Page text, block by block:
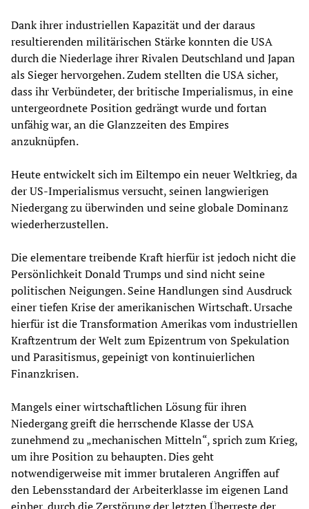
Dank ihrer industriellen Kapazität und der daraus
resultierenden militärischen Stärke konnten die USA
durch die Niederlage ihrer Rivalen Deutschland und Japan
als Sieger hervorgehen. Zudem stellten die USA sicher,
dass ihr Verbündeter, der britische Imperialismus, in eine
untergeordnete Position gedrängt wurde und fortan
unfähig war, an die Glanzzeiten des Empires
anzuknüpfen.
Heute entwickelt sich im Eiltempo ein neuer Weltkrieg, da
der US-Imperialismus versucht, seinen langwierigen
Niedergang zu überwinden und seine globale Dominanz
wiederherzustellen.
Die elementare treibende Kraft hierfür ist jedoch nicht die
Persönlichkeit Donald Trumps und sind nicht seine
politischen Neigungen. Seine Handlungen sind Ausdruck
einer tiefen Krise der amerikanischen Wirtschaft. Ursache
hierfür ist die Transformation Amerikas vom industriellen
Kraftzentrum der Welt zum Epizentrum von Spekulation
und Parasitismus, gepeinigt von kontinuierlichen
Finanzkrisen.
Mangels einer wirtschaftlichen Lösung für ihren
Niedergang greift die herrschende Klasse der USA
zunehmend zu „mechanischen Mitteln“, sprich zum Krieg,
um ihre Position zu behaupten. Dies geht
notwendigerweise mit immer brutaleren Angriffen auf
den Lebensstandard der Arbeiterklasse im eigenen Land
einher, durch die Zerstörung der letzten Überreste der